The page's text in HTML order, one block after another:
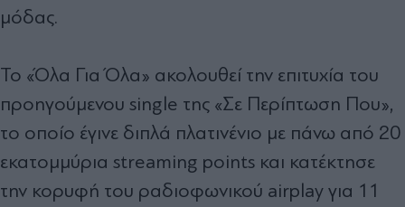
μόδας.
Το «Όλα Για Όλα» ακολουθεί την επιτυχία του
προηγούμενου single της «Σε Περίπτωση Που»,
το οποίο έγινε διπλά πλατινένιο με πάνω από 20
εκατομμύρια streaming points και κατέκτησε
την κορυφή του ραδιοφωνικού airplay για 11